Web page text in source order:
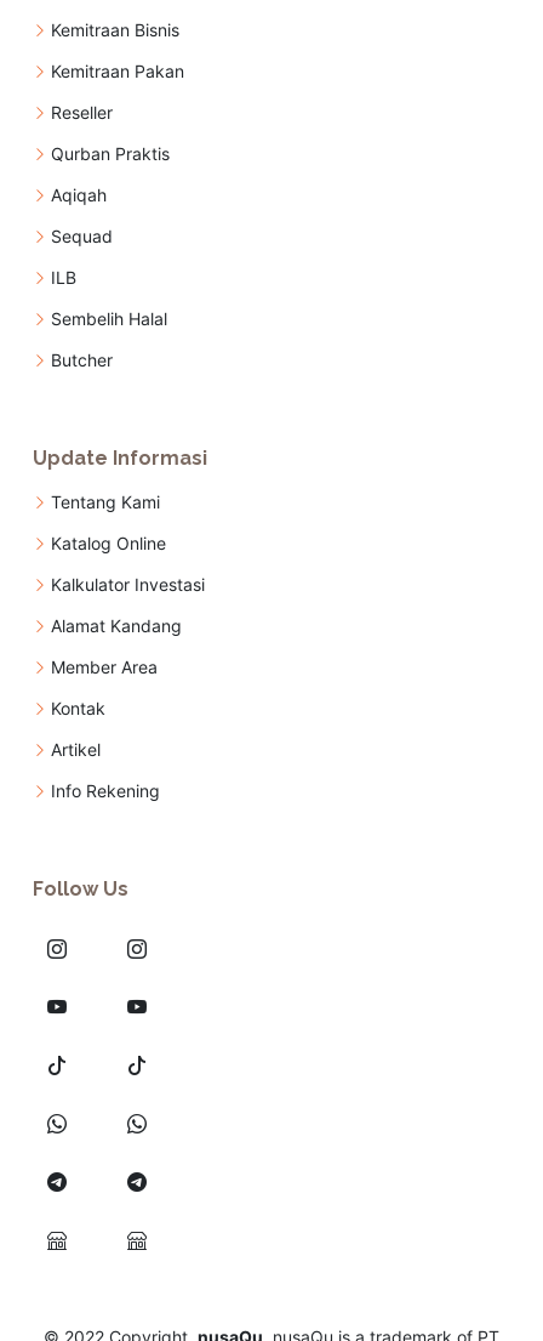
Kemitraan Bisnis
Kemitraan Pakan
Reseller
Qurban Praktis
Aqiqah
Sequad
ILB
Sembelih Halal
Butcher
Update Informasi
Tentang Kami
Katalog Online
Kalkulator Investasi
Alamat Kandang
Member Area
Kontak
Artikel
Info Rekening
Follow Us
© 2022 Copyright nusaQu nusaQu is a trademark of PT